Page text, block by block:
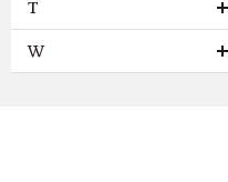
T
W